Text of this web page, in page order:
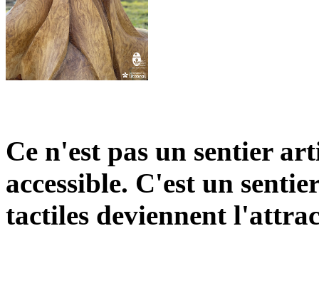
Ce n'est pas un sentier
accessible. C'est un
tactiles deviennent